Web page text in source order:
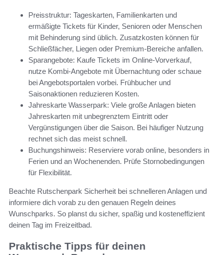
Preisstruktur: Tageskarten, Familienkarten und
ermäßigte Tickets für Kinder, Senioren oder Menschen
mit Behinderung sind üblich. Zusatzkosten können für
Schließfächer, Liegen oder Premium-Bereiche anfallen.
Sparangebote: Kaufe Tickets im Online-Vorverkauf,
nutze Kombi-Angebote mit Übernachtung oder schaue
bei Angebotsportalen vorbei. Frühbucher und
Saisonaktionen reduzieren Kosten.
Jahreskarte Wasserpark: Viele große Anlagen bieten
Jahreskarten mit unbegrenztem Eintritt oder
Vergünstigungen über die Saison. Bei häufiger Nutzung
rechnet sich das meist schnell.
Buchungshinweis: Reserviere vorab online, besonders in
Ferien und an Wochenenden. Prüfe Stornobedingungen
für Flexibilität.
Beachte Rutschenpark Sicherheit bei schnelleren Anlagen und
informiere dich vorab zu den genauen Regeln deines
Wunschparks. So planst du sicher, spaßig und kosteneffizient
deinen Tag im Freizeitbad.
Praktische Tipps für deinen